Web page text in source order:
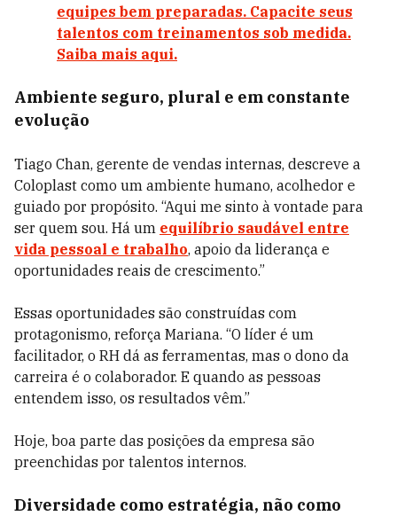
equipes bem preparadas. Capacite seus
talentos com treinamentos sob medida.
Saiba mais aqui.
Ambiente seguro, plural e em constante
evolução
Tiago Chan, gerente de vendas internas, descreve a
Coloplast como um ambiente humano, acolhedor e
guiado por propósito. “Aqui me sinto à vontade para
ser quem sou. Há um equilíbrio saudável entre
vida pessoal e trabalho, apoio da liderança e
oportunidades reais de crescimento.”
Essas oportunidades são construídas com
protagonismo, reforça Mariana. “O líder é um
facilitador, o RH dá as ferramentas, mas o dono da
carreira é o colaborador. E quando as pessoas
entendem isso, os resultados vêm.”
Hoje, boa parte das posições da empresa são
preenchidas por talentos internos.
Diversidade como estratégia, não como